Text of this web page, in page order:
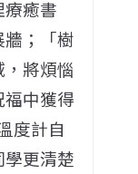
癒書
；「樹
將煩惱
中獲得
度計自
更清楚